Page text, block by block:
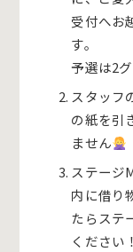
受付へお
す。
予選は2
スタッフ
の紙を引
ません
ステージ
内に借り
たらステ
ください！